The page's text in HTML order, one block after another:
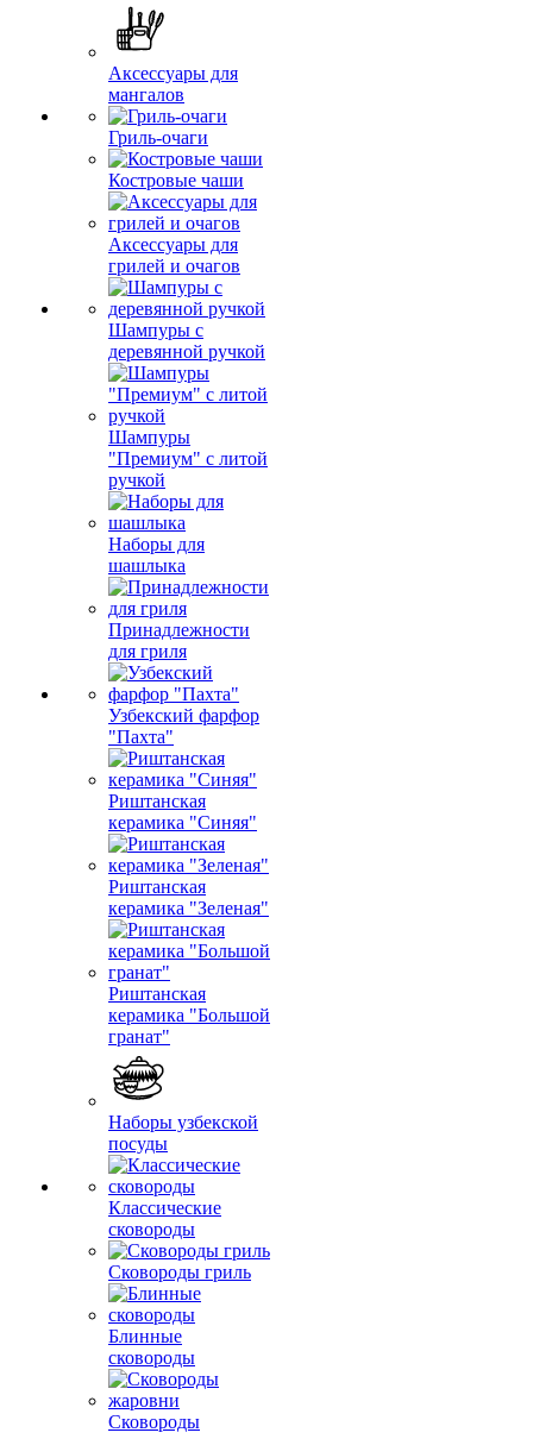
Аксессуары для
мангалов
Гриль-очаги
Костровые чаши
Аксессуары для
грилей и очагов
Шампуры с
деревянной ручкой
Шампуры
"Премиум" с литой
ручкой
Наборы для
шашлыка
Принадлежности
для гриля
Узбекский фарфор
"Пахта"
Риштанская
керамика "Синяя"
Риштанская
керамика "Зеленая"
Риштанская
керамика "Большой
гранат"
Наборы узбекской
посуды
Классические
сковороды
Сковороды гриль
Блинные
сковороды
Сковороды